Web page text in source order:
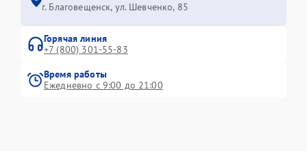
г. Благовещенск, ул. Шевченко, 85
Горячая линия
+7 (800) 301-55-83
Время работы
Ежедневно с 9:00 до 21:00